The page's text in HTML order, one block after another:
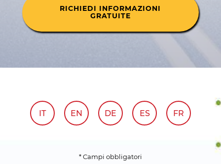
RICHIEDI INFORMAZIONI
GRATUITE
IT EN DE ES FR
* Campi obbligatori